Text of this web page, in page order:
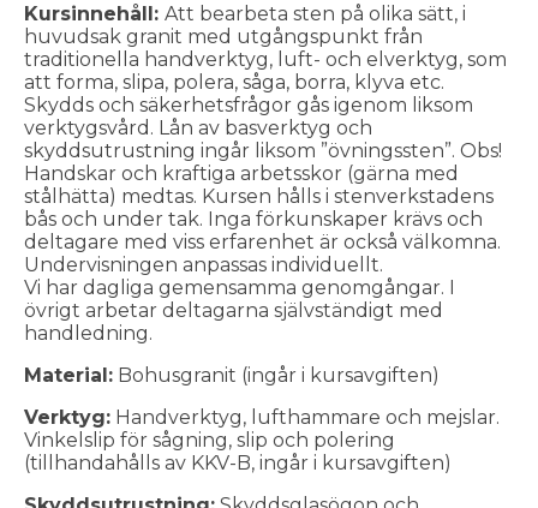
Kursinnehåll: Att bearbeta sten på olika sätt, i
huvudsak granit med utgångspunkt från
traditionella handverktyg, luft- och elverktyg, som
att forma, slipa, polera, såga, borra, klyva etc.
Skydds och säkerhetsfrågor gås igenom liksom
verktygsvård. Lån av basverktyg och
skyddsutrustning ingår liksom ”övningssten”. Obs!
Handskar och kraftiga arbetsskor (gärna med
stålhätta) medtas. Kursen hålls i stenverkstadens
bås och under tak. Inga förkunskaper krävs och
deltagare med viss erfarenhet är också välkomna.
Undervisningen anpassas individuellt.
Vi har dagliga gemensamma genomgångar. I
övrigt arbetar deltagarna självständigt med
handledning.
Material: Bohusgranit (ingår i kursavgiften)
Verktyg: Handverktyg, lufthammare och mejslar.
Vinkelslip för sågning, slip och polering
(tillhandahålls av KKV-B, ingår i kursavgiften)